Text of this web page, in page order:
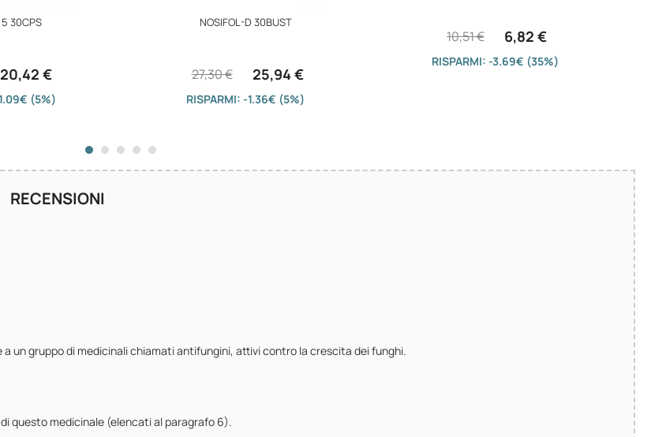
5 30CPS
20,42 €
(5%)
NOSIFOL-D 30BUST
25,94 €
27,30 €
RISPARMI: -1.36€ (5%)
6,82 €
10,51 €
RISPARMI: -3.69€ (35%)
un gruppo di medicinali chiamati antifungini, attivi contro la crescita dei funghi.
questo medicinale (elencati al paragrafo 6).
RECENSIONI